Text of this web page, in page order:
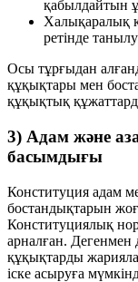
қабылдайтын
Халықаралық
ретінде
Осы тұрғыдан
құқықтары мен
құқықтық
3) Адам және
басымдығы
Конституция адам
бостандықтарын
Конституциялық
арналған. Дегенмен
құқықтарды
іске асыруға